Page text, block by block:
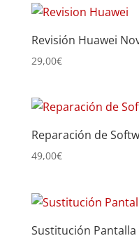
Revisión Huawei
29,00€
Reparación de
49,00€
Sustitución Pantalla